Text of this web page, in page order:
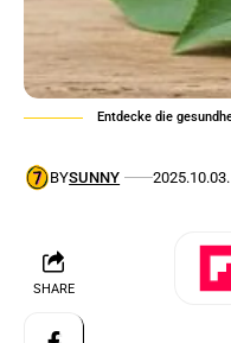
Entdecke die
BYSUNNY 2025.10.03.
SHARE